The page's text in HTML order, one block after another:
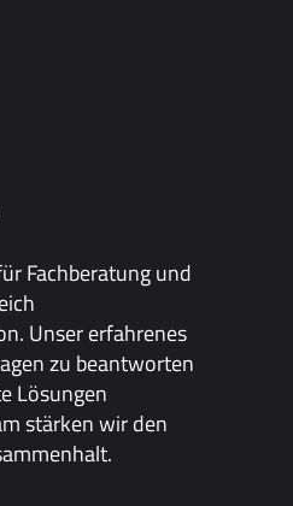
Fachberatung und
Unser erfahrenes
zu beantworten
Lösungen
stärken wir den